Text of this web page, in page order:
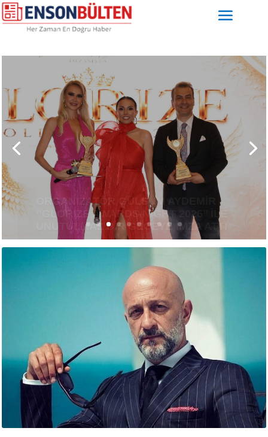
NALAN USTA’DAN BURSA’DA
DEMOKRASI KÖPRÜSÜ